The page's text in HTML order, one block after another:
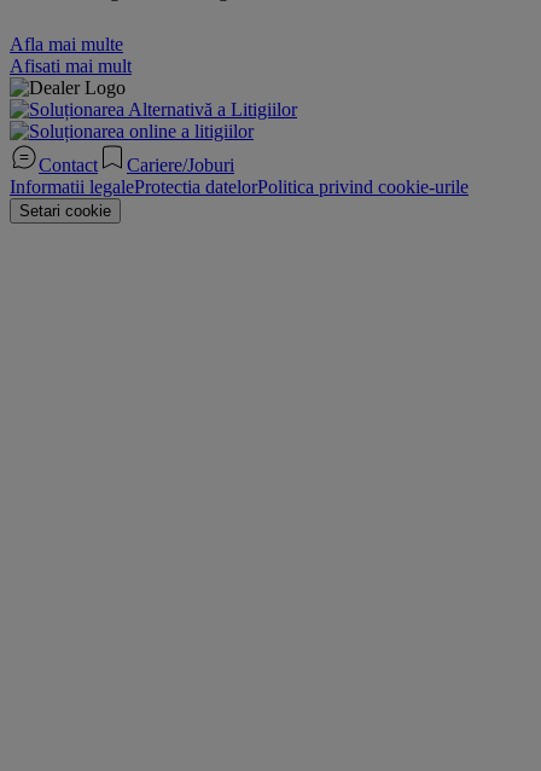
Afla mai multe
Afisati mai mult
Contact
Cariere/Joburi
Informatii legaleProtectia datelorPolitica privind cookie-urile
Setari cookie